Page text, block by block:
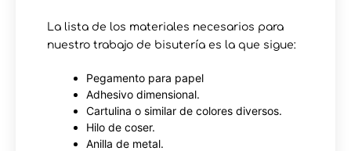
La lista de los materiales necesarios para
nuestro trabajo de bisutería es la que sigue:
Pegamento para papel
Adhesivo dimensional.
Cartulina o similar de colores diversos.
Hilo de coser.
Anilla de metal.